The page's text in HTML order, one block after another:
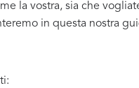
la vostra, sia che
in questa nostra